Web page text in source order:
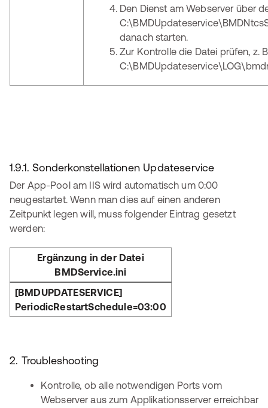
Den Dienst am Webserver über
danach starten.
Zur Kontrolle die Datei prüfen, z.
1.9.1. Sonderkonstellationen Updateservice
Der App-Pool am IIS wird automatisch um 0:00
neugestartet. Wenn man dies auf einen anderen
Zeitpunkt legen will, muss folgender Eintrag gesetzt
werden:
Ergänzung in der Datei
BMDService.ini
[BMDUPDATESERVICE]
PeriodicRestartSchedule=03:00
2. Troubleshooting
Kontrolle, ob alle notwendigen Ports vom
Webserver aus zum Applikationsserver erreichbar